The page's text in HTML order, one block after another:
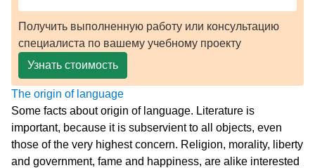
Получить выполненную работу или консультацию
специалиста по вашему учебному проекту
Узнать стоимость
The origin of language
Some facts about origin of language. Literature is
important, because it is subservient to all objects, even
those of the very highest concern. Religion, morality, liberty
and government, fame and happiness, are alike interested